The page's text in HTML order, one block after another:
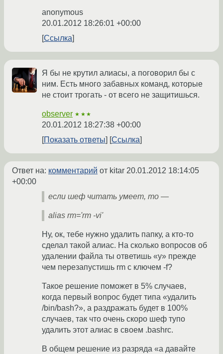
anonymous
20.01.2012 18:26:01 +00:00
Ссылка
Я бы не крутил алиасы, а поговорил бы с
ним. Есть много забавных команд, которые
не стоит трогать - от всего не защитишься.
observer ★★★
20.01.2012 18:27:38 +00:00
Показать ответы
Ссылка
Ответ на: комментарий от kitar 20.01.2012 18:14:05
+00:00
если шеф читать умеет, то —
alias rm='rm -vi'
Ну, ок, тебе нужно удалить папку, а кто-то
сделал такой алиас. На сколько вопросов об
удалении файла ты ответишь «y» прежде
чем перезапустишь rm с ключем -f?
Такое решение поможет в 5% случаев,
когда первый вопрос будет типа «удалить
/bin/bash?», а раздражать будет в 100%
случаев, так что очень скоро шеф тупо
удалить этот алиас в своем .bashrc.
В общем решение из разряда «а давайте